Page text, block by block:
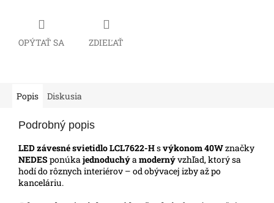
OPÝTAŤ SA ZDIEĽAŤ
Popis Diskusia
Podrobný popis
LED závesné svietidlo LCL7622-Hsvýkonom 40Wznačky
NEDES ponúkajednoduchýamodernývzhľad, ktorý sa
hodí do rôznych interiérov – od obývacej izby až po
kanceláriu.